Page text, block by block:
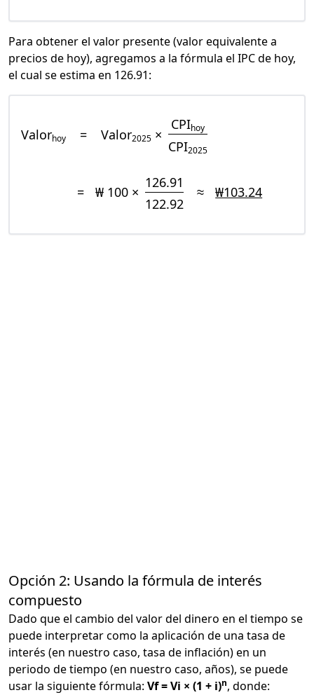
Para obtener el valor presente (valor equivalente a
precios de hoy), agregamos a la fórmula el IPC de hoy,
el cual se estima en 126.91:
Valorhoy = Valor2025 ×
CPIhoy
CPI2025
= ₩ 100 ×
126.91
122.92
≈ ₩103.24
Opción 2: Usando la fórmula de interés
compuesto
Dado que el cambio del valor del dinero en el tiempo se
puede interpretar como la aplicación de una tasa de
interés (en nuestro caso, tasa de inflación) en un
periodo de tiempo (en nuestro caso, años), se puede
usar la siguiente fórmula: Vf = Vi × (1 + i)n, donde: